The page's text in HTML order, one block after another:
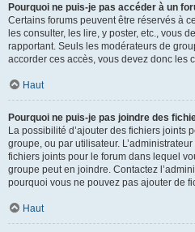
Pourquoi ne puis-je pas accéder à un
Certains forums peuvent être réservés à
les consulter, les lire, y poster, etc., vous
rapportant. Seuls les modérateurs de
accorder ces accès, vous devez donc les
Haut
Pourquoi ne puis-je pas joindre des
La possibilité d’ajouter des fichiers joints
groupe, ou par utilisateur.
fichiers joints pour le forum dans lequel
groupe peut en joindre. Contactez
pourquoi vous ne pouvez pas ajouter de
Haut